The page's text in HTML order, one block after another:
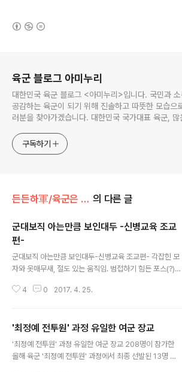
육군 블로그 아미누리
대한민국 육군 블로그 <아미누리>입니다. 국민과
공감하는 육군이 되기 위해 진솔하고 따뜻한 모습으
러분을 찾아가겠습니다. 대한민국 국가대표 육군, 많
구독하기
든든하軍/육군은 지금 의 다른 글
군대보직 아는만큼 보인대두 -신병교육 조교
편-
군대보직 아는만큼 보인대두-신병교육 조교편- 각잡힌 모
자와 옷매무새, 절도 있는 움직임. 범접하기 힘든 포스(?)를
문 신병교육대. 그곳에서 만날 수 있는 '조교'에 대해 알아
4 0 2017. 4. 25.
'최정예 전투원' 과정 유일한 여군 장교
'최정예 전투원' 과정 유일한 여군 장교 208명이 참가한
올해 육군 '최정예 전투원' 과정에서 최종 선발된 13명 가